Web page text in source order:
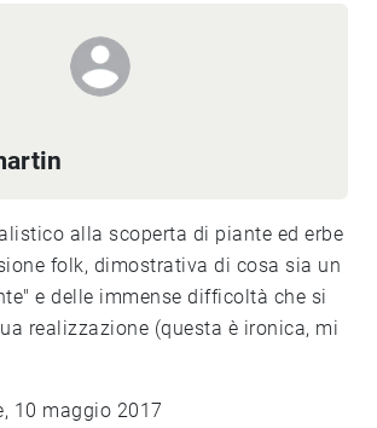
alla scoperta di piante ed erbe
folk, dimostrativa di cosa sia un
e delle immense difficoltà che si
realizzazione (questa è ironica, mi
10 maggio 2017